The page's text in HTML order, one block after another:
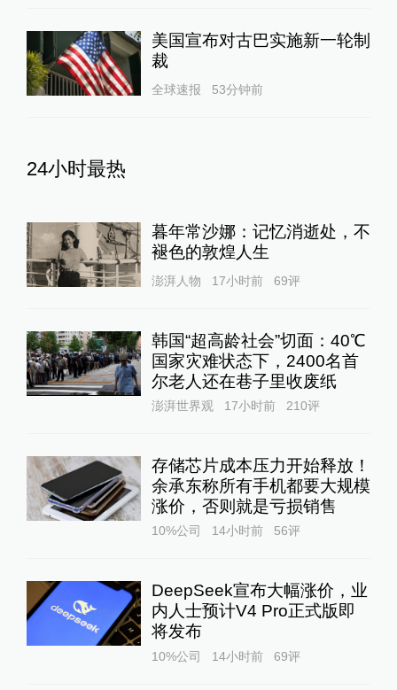
美国宣布对古巴实施新一轮制
裁
全球速报 53分钟前
24小时最热
暮年常沙娜：记忆消逝处，不
褪色的敦煌人生
澎湃人物 17小时前 69评
韩国“超高龄社会”切面：40℃
国家灾难状态下，2400名首
尔老人还在巷子里收废纸
澎湃世界观 17小时前 210评
存储芯片成本压力开始释放！
余承东称所有手机都要大规模
涨价，否则就是亏损销售
10%公司 14小时前 56评
DeepSeek宣布大幅涨价，业
内人士预计V4 Pro正式版即
将发布
10%公司 14小时前 69评